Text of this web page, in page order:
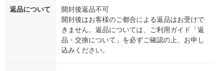
返品について
開封後返品不可
開封後はお客様のご都合による返品はお受けで
きません。返品については、ご利用ガイド「返
品・交換について」を必ずご確認の上、お申し
込みください。